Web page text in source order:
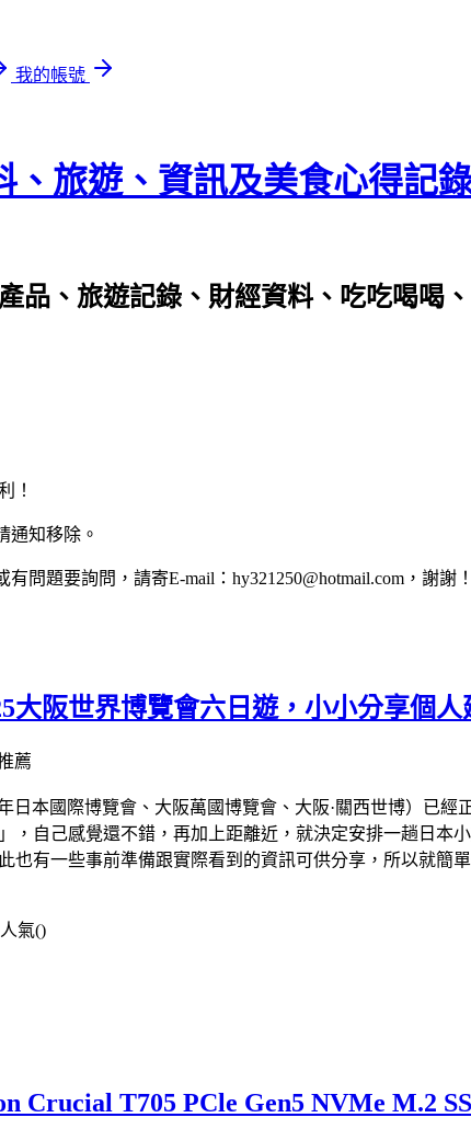
我的帳號
、旅遊、資訊及美食心得記
品、旅遊記錄、財經資料、吃吃喝喝
！
通知移除。
問題要詢問，請寄E-mail：hy321250@hotmail.com，謝謝！
大阪世界博覽會六日遊，小小分享個
日本國際博覽會、大阪萬國博覽會、大阪·關西世博）已
，自己感覺還不錯，再加上距離近，就決定安排一趟日本
也有一些事前準備跟實際看到的資訊可供分享，所以就簡
人氣()
Crucial T705 PCle Gen5 NVMe M.2